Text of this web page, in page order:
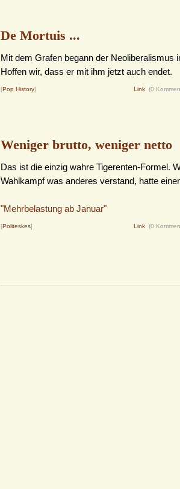
De Mortuis ...
Mit dem Grafen begann der Neoliberalismus
Hoffen wir, dass er mit ihm jetzt auch endet.
[Pop History] Link (0
Weniger brutto, weniger netto
Das ist die einzig wahre Tigerenten-Formel.
Wahlkampf was anderes verstand, hatte
"Mehrbelastung ab Januar"
[Politeskes] Link (0